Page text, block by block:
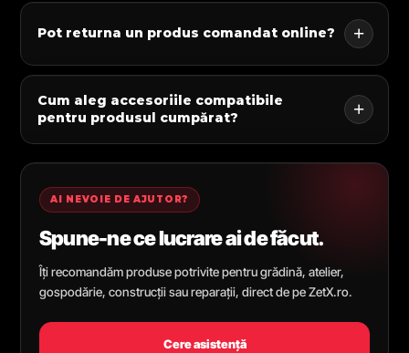
Pot returna un produs comandat online?
Cum aleg accesoriile compatibile
pentru produsul cumpărat?
AI NEVOIE DE AJUTOR?
Spune-ne ce lucrare ai de făcut.
Îți recomandăm produse potrivite pentru grădină, atelier,
gospodărie, construcții sau reparații, direct de pe ZetX.ro.
Cere asistență